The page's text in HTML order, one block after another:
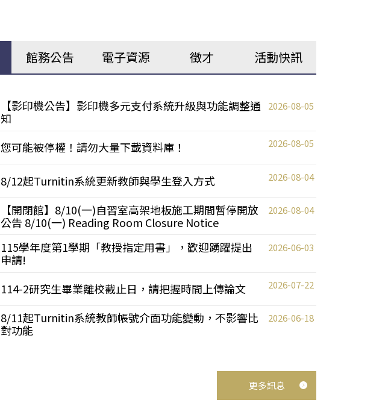
館務公告 電子資源 徵才 活動快訊
【影印機公告】影印機多元支付系統升級與功能調整通
知
2026-08-05
您可能被停權！請勿大量下載資料庫！ 2026-08-05
8/12起Turnitin系統更新教師與學生登入方式 2026-08-04
【開閉館】8/10(一)自習室高架地板施工期間暫停開放
公告 8/10(一) Reading Room Closure Notice
2026-08-04
115學年度第1學期「教授指定用書」，歡迎踴躍提出
申請!
2026-06-03
114-2研究生畢業離校截止日，請把握時間上傳論文 2026-07-22
8/11起Turnitin系統教師帳號介面功能變動，不影響比
對功能
2026-06-18
更多訊息